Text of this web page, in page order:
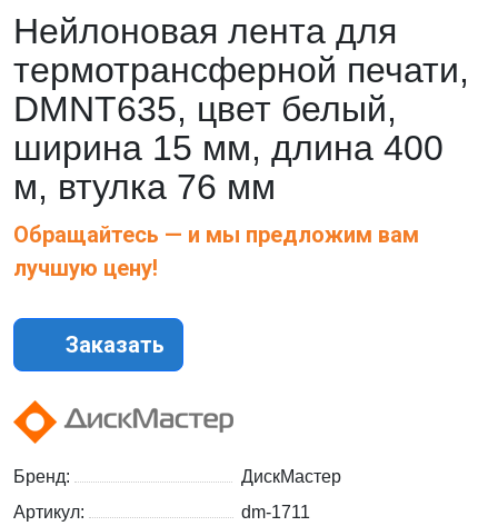
Нейлоновая лента для
термотрансферной печати,
DMNT635, цвет белый,
ширина 15 мм, длина 400
м, втулка 76 мм
Обращайтесь — и мы предложим вам
лучшую цену!
Заказать
Бренд:
ДискМастер
Артикул:
dm-1711